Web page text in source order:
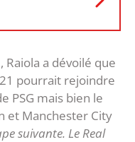
, Raiola a dévoilé que
pourrait rejoindre
PSG mais bien le
et Manchester City
suivante. Le Real